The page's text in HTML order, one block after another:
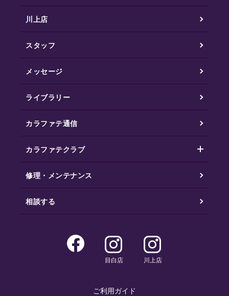
川上店
スタッフ
メッセージ
ライブラリー
カラファテ通信
カラファテクラブ
修理・メンテナンス
相談する
目白店 川上店
ご利用ガイド